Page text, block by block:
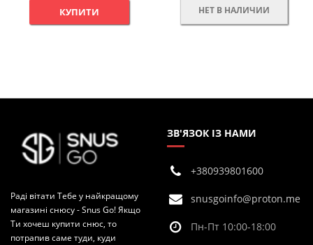
КУПИТИ НЕТ В НАЛИЧИИ
Раді вітати Тебе у найкращому
магазині снюсу - Snus Go! Якщо
Ти хочеш купити снюс, то
потрапив саме туди, куди
ЗВ'ЯЗОК ІЗ НАМИ
+380939801600
snusgoinfo@proton.me
Пн-Пт 10:00-18:00